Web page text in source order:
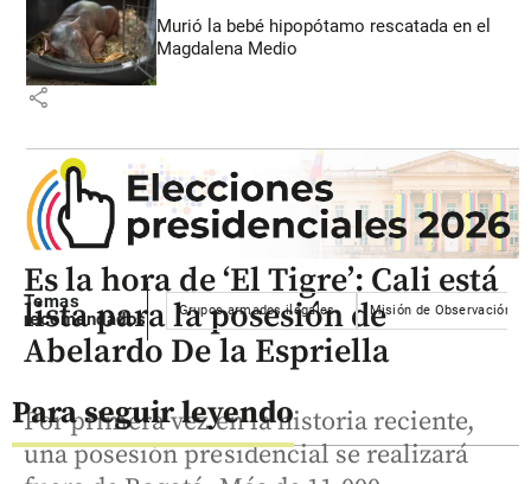
Murió la bebé hipopótamo rescatada en el
Magdalena Medio
share
Temas
recomendados
Grupos armados ilegales Misión de Observación
Para seguir leyendo
Es la hora de ‘El Tigre’: Cali está
lista para la posesión de
Abelardo De la Espriella
Por primera vez en la historia reciente,
una posesión presidencial se realizará